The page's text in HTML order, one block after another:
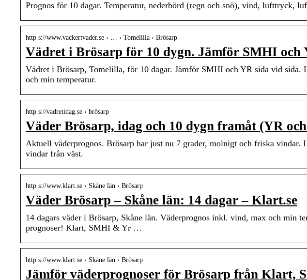
Prognos för 10 dagar. Temperatur, nederbörd (regn och snö), vind, lufttryck,
http s://www.vackertvader.se › … › Tomelilla › Brösarp
Vädret i Brösarp för 10 dygn. Jämför SMHI och
Vädret i Brösarp, Tomelilla, för 10 dagar. Jämför SMHI och YR sida vid sida.
och min temperatur.
http s://vadretidag.se › brösarp
Väder Brösarp, idag och 10 dygn framåt (YR
Aktuell väderprognos. Brösarp har just nu 7 grader, molnigt och friska
vindar från väst.
http s://www.klart.se › Skåne län › Brösarp
Väder Brösarp – Skåne län: 14 dagar – Klart.se
14 dagars väder i Brösarp, Skåne län. Väderprognos inkl. vind, max och min
prognoser! Klart, SMHI & Yr …
http s://www.klart.se › Skåne län › Brösarp
Jämför väderprognoser för Brösarp från Klart,